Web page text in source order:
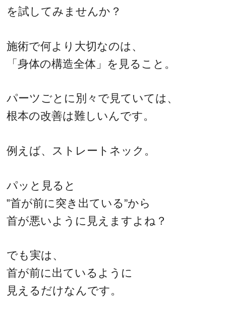
を試してみませんか？
施術で何より大切なのは、
「身体の構造全体」を見ること。
パーツごとに別々で見ていては、
根本の改善は難しいんです。
例えば、ストレートネック。
パッと見ると
‟首が前に突き出ている”から
首が悪いように見えますよね？
でも実は、
首が前に出ているように
見えるだけなんです。